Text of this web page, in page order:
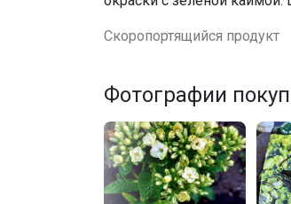
Скоропортящийся продукт
Фотографии